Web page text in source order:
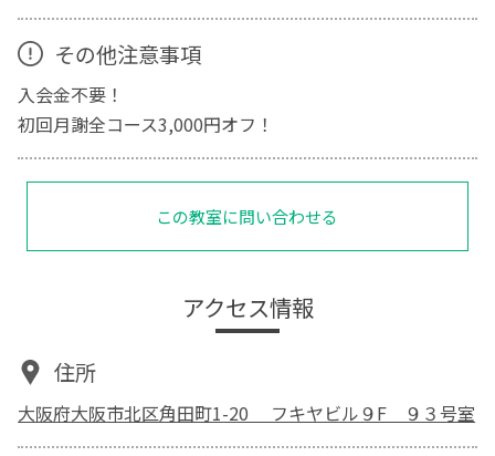
その他注意事項
入会金不要！
初回月謝全コース3,000円オフ！
この教室に問い合わせる
アクセス情報
住所
大阪府大阪市北区角田町1-20 フキヤビル９F ９３号室